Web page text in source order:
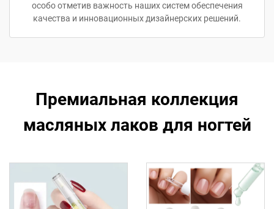
особо отметив важность наших систем обеспечения
качества и инновационных дизайнерских решений.
Премиальная коллекция
масляных лаков для ногтей